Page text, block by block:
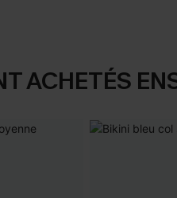
ACHETÉS